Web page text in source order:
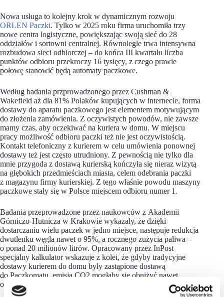
Nowa usługa to kolejny krok w dynamicznym rozwoju
ORLEN Paczki. Tylko w 2025 roku firma uruchomiła trzy
nowe centra logistyczne, powiększając swoją sieć do 28
oddziałów i sortowni centralnej. Równolegle trwa intensywna
rozbudowa sieci odbiorczej – do końca III kwartału liczba
punktów odbioru przekroczy 16 tysięcy, z czego prawie
połowę stanowić będą automaty paczkowe.
Według badania przprowadzonego przez Cushman &
Wakefield aż dla 81% Polaków kupujących w internecie, forma
dostawy do aparatu paczkowego jest elementem motywującym
do złożenia zamówienia. Z oczywistych powodów, nie zawsze
mamy czas, aby oczekiwać na kuriera w domu. W miejscu
pracy możliwość odbioru paczki też nie jest oczywistością.
Kontakt telefoniczny z kurierem w celu umówienia ponownej
dostawy też jest często utrudniony. Z pewnością nie tylko dla
mnie przygoda z dostawą kurierską kończyła się nieraz wizytą
na głębokich przedmieściach miasta, celem odebrania paczki
z magazynu firmy kurierskiej. Z tego właśnie powodu maszyny
paczkowe stały się w Polsce miejscem odbioru numer 1.
Badania przeprowadzone przez naukowców z Akademii
Górniczo-Hutnicza w Krakowie wykazały, że dzięki
dostarczaniu wielu paczek w jedno miejsce, następuje redukcja
dwutlenku węgla nawet o 95%, a rocznego zużycia paliwa –
o ponad 20 milionów litrów. Opracowany przez InPost
specjalny kalkulator wskazuje z kolei, że gdyby tradycyjne
dostawy kurierem do domu były zastąpione dostawą
do Paczkomatu, emisja CO2 mogłaby się obniżyć nawet
o 75%.